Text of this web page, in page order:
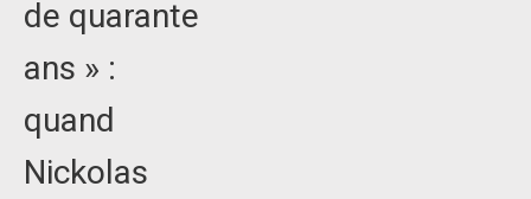
de quarante
ans » :
quand
Nickolas